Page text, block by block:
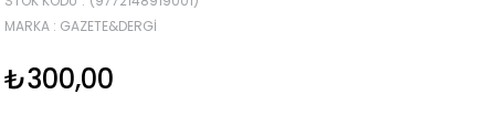
MARKA : GAZETE&DERGI
₺300,00